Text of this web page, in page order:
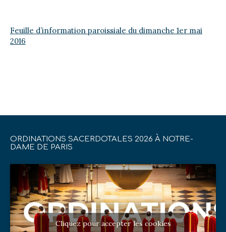
Feuille d’information paroissiale du dimanche 1er mai
2016
ORDINATIONS SACERDOTALES 2026 À NOTRE-
DAME DE PARIS
Cliquez pour accepter les cookies